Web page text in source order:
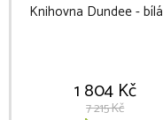
Knihovna Dundee - bílá
1 804 Kč
7 215 Kč